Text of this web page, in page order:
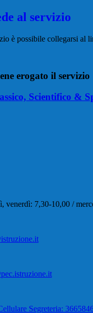
al servizio
è possibile collegarsi al
erogato il servizio
Scientifico
venerdì: 7,30-10,00 /
Segreteria: